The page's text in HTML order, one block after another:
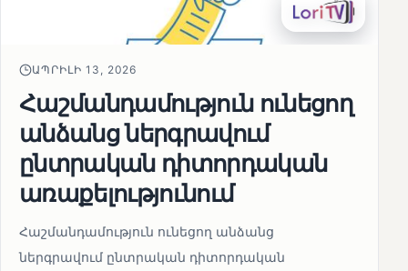
ԱՊՐԻԼԻ 13, 2026
Հաշմանդամություն ունեցող
անձանց ներգրավում
ընտրական դիտորդական
առաքելությունում
Հաշմանդամություն ունեցող անձանց
ներգրավում ընտրական դիտորդական